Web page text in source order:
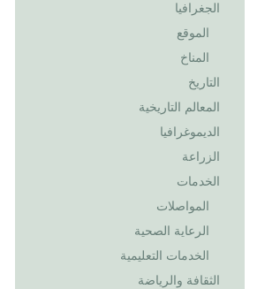
الجغرافيا
الموقع
المناخ
التاريخ
المعالم التاريخية
الديموغرافيا
الزراعة
الخدمات
المواصلات
الرعاية الصحية
الخدمات التعليمية
الثقافة والرياضة